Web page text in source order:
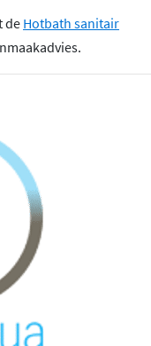
de Hotbath sanitair